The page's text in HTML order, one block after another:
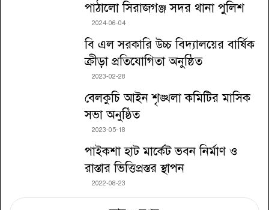
পাঠালো সিরাজগঞ্জ সদর থানা পুলিশ
2024-06-04
বি এল সরকারি উচ্চ বিদ্যালয়ের বার্ষিক
ক্রীড়া প্রতিযোগিতা অনুষ্ঠিত
2023-02-28
বেলকুচি আইন শৃঙ্খলা কমিটির মাসিক
সভা অনুষ্ঠিত
2023-05-18
পাইকশা হাট মার্কেট ভবন নির্মাণ ও
রাস্তার ভিত্তিপ্রস্তর স্থাপন
2022-08-23